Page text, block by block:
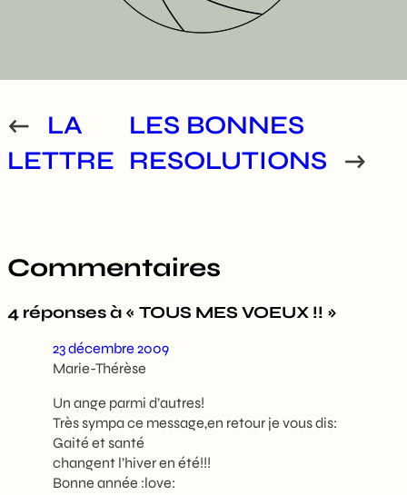
←
LA
LETTRE
LES BONNES
RESOLUTIONS
→
Commentaires
4 réponses à « TOUS MES VOEUX !! »
23 décembre 2009
Marie-Thérèse
Un ange parmi d’autres!
Très sympa ce message,en retour je vous dis:
Gaité et santé
changent l’hiver en été!!!
Bonne année :love: